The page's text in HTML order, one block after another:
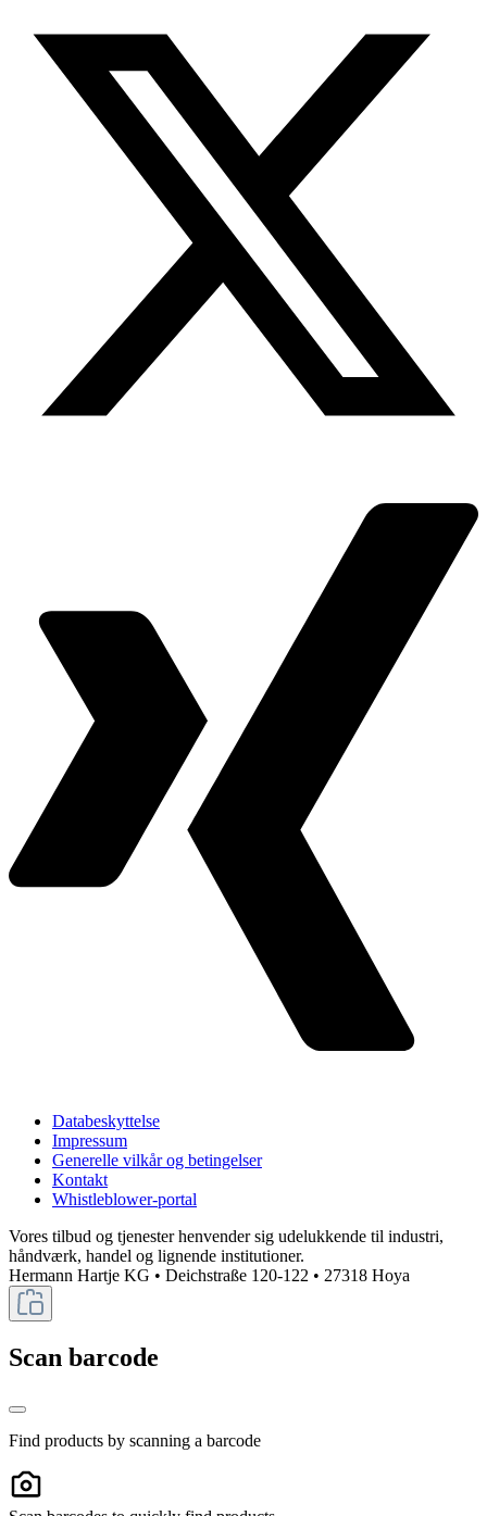
Databeskyttelse
Impressum
Generelle vilkår og betingelser
Kontakt
Whistleblower-portal
Vores tilbud og tjenester henvender sig udelukkende til industri,
håndværk, handel og lignende institutioner.
Hermann Hartje KG • Deichstraße 120-122 • 27318 Hoya
Scan barcode
Find products by scanning a barcode